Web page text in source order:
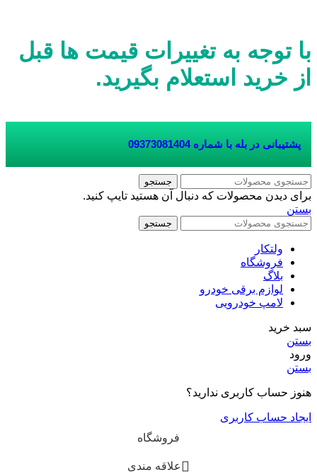
با توجه به تغییرات قیمت ها قبل
از خرید استعلام بگیرید.
پشتیبانی در بله با شماره 09373081404
جستجو
برای دیدن محصولات که دنبال آن هستید تایپ کنید.
بستن
جستجو
ولتکار
فروشگاه
بلاگ
لوازم برقی خودرو
لامپ خودرویی
سبد خرید
بستن
ورود
بستن
هنوز حساب کاربری ندارید؟
ایجاد حساب کاربری
فروشگاه
علاقه مندی